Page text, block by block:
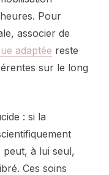
Pour
associer de
adaptée reste
sur le long
: si la
à lui seul,
Ces soins